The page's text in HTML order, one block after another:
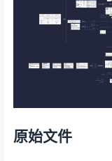
原始文件